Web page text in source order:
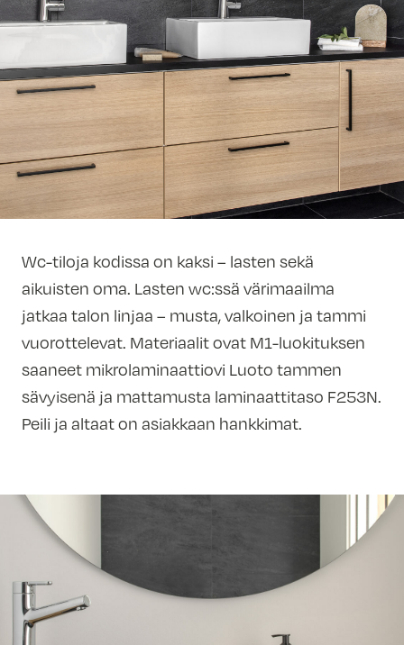
Wc-tiloja kodissa on kaksi – lasten sekä
aikuisten oma. Lasten wc:ssä värimaailma
jatkaa talon linjaa – musta, valkoinen ja tammi
vuorottelevat. Materiaalit ovat M1-luokituksen
saaneet mikrolaminaattiovi Luoto tammen
sävyisenä ja mattamusta laminaattitaso F253N.
Peili ja altaat on asiakkaan hankkimat.